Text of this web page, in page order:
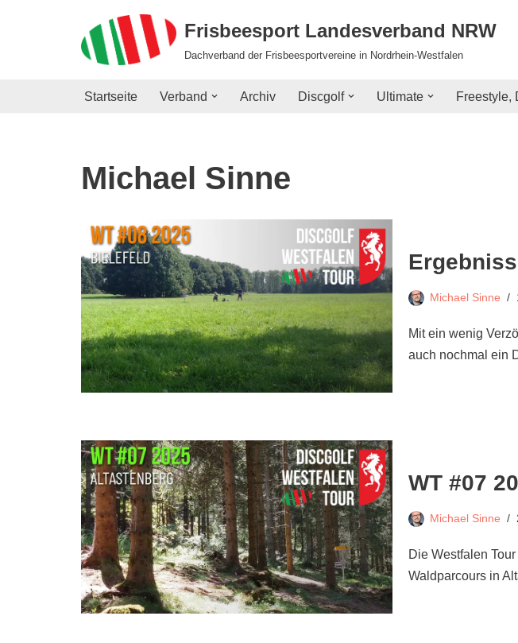
Frisbeesport Landesverband NRW
Dachverband der Frisbeesportvereine in Nordrhein-Westfalen
Startseite Verband Archiv Discgolf Ultimate Freestyle,
Michael Sinne
Michael Sinne
Mit ein wenig
auch nochmal ein
WT #07
Michael Sinne
Die Westfalen
Waldparcours in